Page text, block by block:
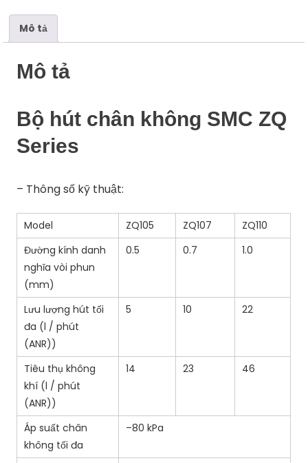
Mô tả
Mô tả
Bộ hút chân không SMC ZQ
Series
– Thông số kỹ thuật:
Model ZQ105 ZQ107
ZQ110
Đường kính danh
nghĩa vòi phun
(mm)
0.5 0.7 1.0
Lưu lượng hút tối
đa (l / phút
(ANR))
5 10 22
Tiêu thụ không
khí (l / phút
(ANR))
14 23 46
Áp suất chân
không tối đa
–80 kPa